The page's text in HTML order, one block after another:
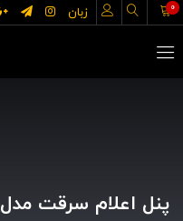
زبان 0
پنل اعلام سرقت مدل ZERO برند Z3 PLUS